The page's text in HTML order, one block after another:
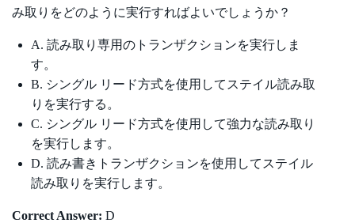
み取りをどのように実行すればよいでしょうか？
A. 読み取り専用のトランザクションを実行しま
す。
B. シングル リード方式を使用してステイル読み取
りを実行する。
C. シングル リード方式を使用して強力な読み取り
を実行します。
D. 読み書きトランザクションを使用してステイル
読み取りを実行します。
Correct Answer: D